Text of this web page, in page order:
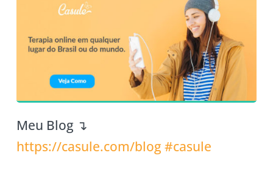
Meu Blog ↴
https://casule.com/blog #casule